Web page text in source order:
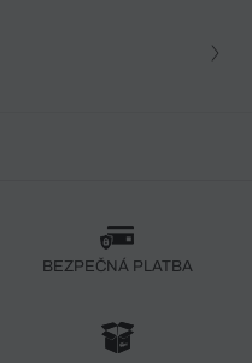
BEZPEČNÁ PLATBA